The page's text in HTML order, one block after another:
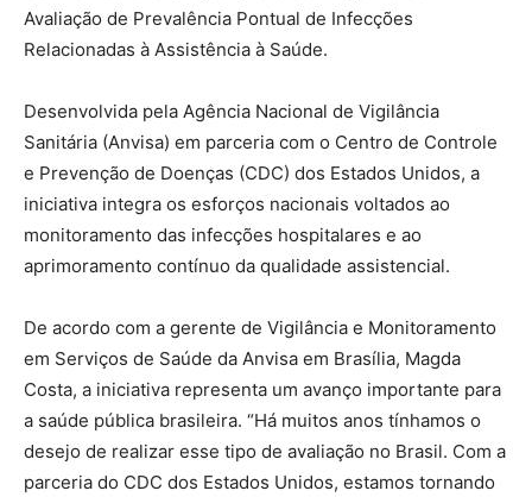
Avaliação de Prevalência Pontual de Infecções
Relacionadas à Assistência à Saúde.
Desenvolvida pela Agência Nacional de Vigilância
Sanitária (Anvisa) em parceria com o Centro de Controle
e Prevenção de Doenças (CDC) dos Estados Unidos, a
iniciativa integra os esforços nacionais voltados ao
monitoramento das infecções hospitalares e ao
aprimoramento contínuo da qualidade assistencial.
De acordo com a gerente de Vigilância e Monitoramento
em Serviços de Saúde da Anvisa em Brasília, Magda
Costa, a iniciativa representa um avanço importante para
a saúde pública brasileira. “Há muitos anos tínhamos o
desejo de realizar esse tipo de avaliação no Brasil. Com a
parceria do CDC dos Estados Unidos, estamos tornando